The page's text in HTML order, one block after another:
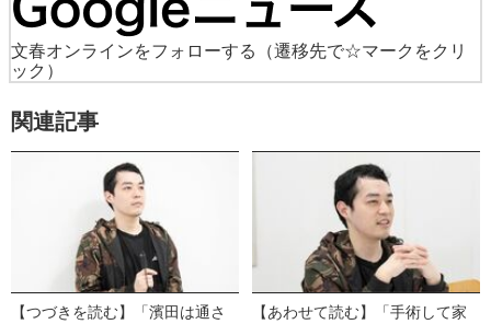
文春オンラインをフォローする
（遷移先で☆マークをクリ
ック）
関連記事
【つづきを読む】「濱田は通さ
【あわせて読む】「手術して家